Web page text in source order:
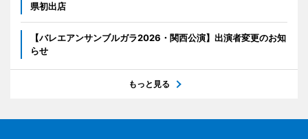
県初出店
【バレエアンサンブルガラ2026・関西公演】出演者変更のお知
らせ
もっと見る